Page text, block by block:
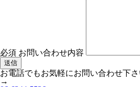
必須 お問い合わせ内容
お電話でもお気軽にお問い合わせ下さ
→